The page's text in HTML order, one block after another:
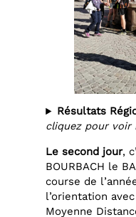
Résultats
cliquez pour voir
Le second jour,
BOURBACH le
course de
l’orientation
Moyenne